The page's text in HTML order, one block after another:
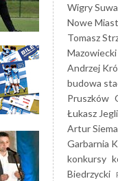
Wigry
Nowe
Tomasz
Mazowiecki
Andrzej
budowa
Pruszków
Łukasz
Artur
Garbarnia
konkursy
Biedrzycki